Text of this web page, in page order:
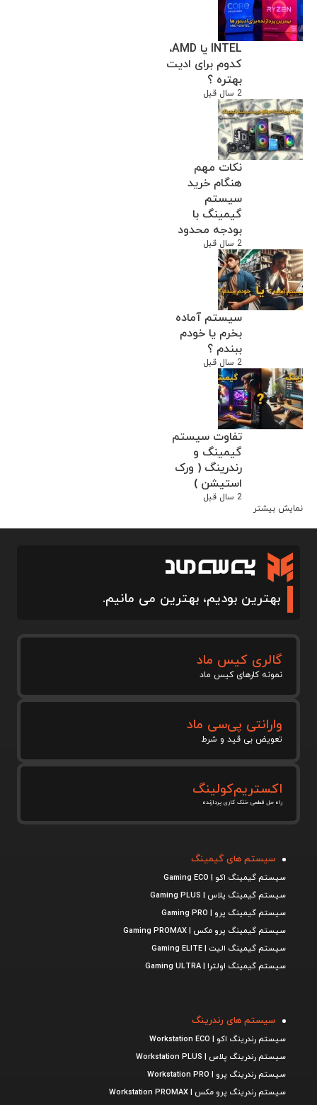
INTEL یا AMD،
کدوم برای ادیت
بهتره ؟
2 سال قبل
نکات مهم
هنگام خرید
سیستم
گیمینگ با
بودجه محدود
2 سال قبل
سیستم آماده
بخرم یا خودم
ببندم ؟
2 سال قبل
تفاوت سیستم
گیمینگ و
رندرینگ ( ورک
استیشن )
2 سال قبل
نمایش بیشتر
بهترین بودیم، بهترین می مانیم.
گالری کیس ماد
نمونه کارهای کیس ماد
وارانتی پی‌سی ماد
تعویض بی قید و شرط
اکستریم‌کولینگ
راه حل قطعی خنک کاری پردازنده
سیستم های گیمینگ
سیستم گیمینگ اکو | Gaming ECO
سیستم گیمینگ پلاس | Gaming PLUS
سیستم گیمینگ پرو | Gaming PRO
سیستم گیمینگ پرو مکس | Gaming PROMAX
سیستم گیمینگ الیت | Gaming ELITE
سیستم گیمینگ اولترا | Gaming ULTRA
سیستم های رندرینگ
سیستم رندرینگ اکو | Workstation ECO
سیستم رندرینگ پلاس | Workstation PLUS
سیستم رندرینگ پرو | Workstation PRO
سیستم رندرینگ پرو مکس | Workstation PROMAX